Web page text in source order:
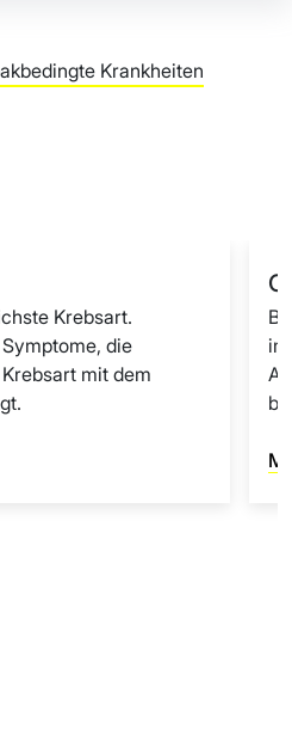
Krankheiten
Krebsart.
die
mit dem